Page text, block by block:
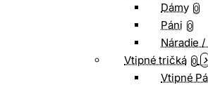
Dámy 0
Páni 0
Náradie
Vtipné tričká 0
Vtipné